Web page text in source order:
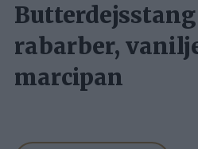
rabarber,
marcipan